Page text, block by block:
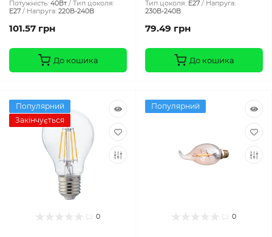
Потужність: 40Вт
Тип цоколя:
E27
Напруга: 220В-240В
101.57 грн
До кошика
Тип цоколя: E27
Напруга:
230В-240В
79.49 грн
До кошика
Популярний
Закінчується
0
Популярний
0